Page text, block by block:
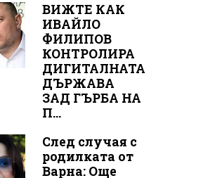
ВИЖТЕ КАК
ИВАЙЛО
ФИЛИПОВ
КОНТРОЛИРА
ДИГИТАЛНАТА
ДЪРЖАВА
ЗАД ГЪРБА НА
П...
След случая с
родилката от
Варна: Още